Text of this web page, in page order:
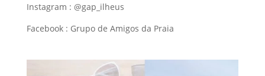
Instagram : @gap_ilheus
Facebook : Grupo de Amigos da Praia